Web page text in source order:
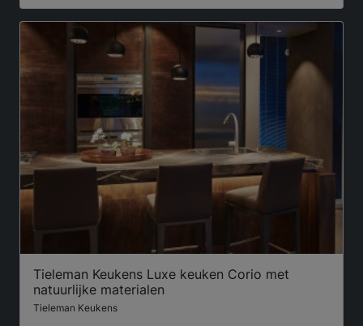
Tieleman Keukens Luxe keuken Corio met
natuurlijke materialen
Tieleman Keukens